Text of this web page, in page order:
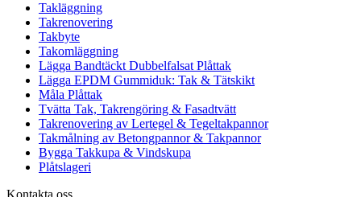
Takläggning
Takrenovering
Takbyte
Takomläggning
Lägga Bandtäckt Dubbelfalsat Plåttak
Lägga EPDM Gummiduk: Tak & Tätskikt
Måla Plåttak
Tvätta Tak, Takrengöring & Fasadtvätt
Takrenovering av Lertegel & Tegeltakpannor
Takmålning av Betongpannor & Takpannor
Bygga Takkupa & Vindskupa
Plåtslageri